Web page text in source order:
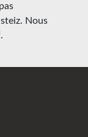
Nous